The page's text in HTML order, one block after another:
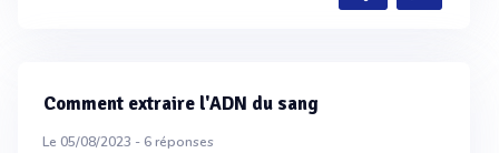
Comment extraire l'ADN du sang
Le 05/08/2023 - 6réponses